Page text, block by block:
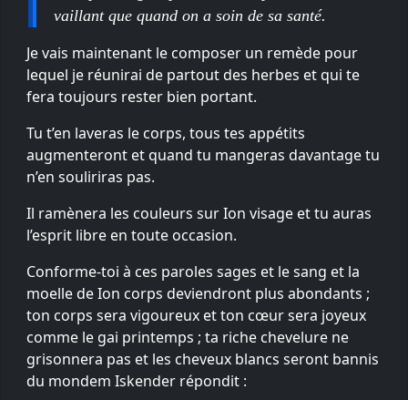
vaillant que quand on a soin de sa santé.
Je vais maintenant le composer un remède pour
lequel je réunirai de partout des herbes et qui te
fera toujours rester bien portant.
Tu t’en laveras le corps, tous tes appétits
augmenteront et quand tu mangeras davantage tu
n’en souliriras pas.
Il ramènera les couleurs sur Ion visage et tu auras
l’esprit libre en toute occasion.
Conforme-toi à ces paroles sages et le sang et la
moelle de Ion corps deviendront plus abondants ;
ton corps sera vigoureux et ton cœur sera joyeux
comme le gai printemps ; ta riche chevelure ne
grisonnera pas et les cheveux blancs seront bannis
du mondem Iskender répondit :